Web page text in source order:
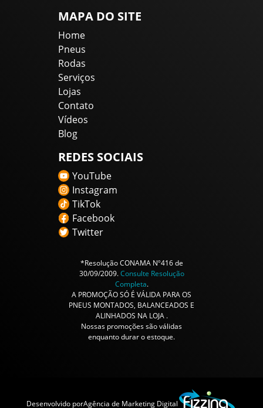
MAPA DO SITE
Home
Pneus
Rodas
Serviços
Lojas
Contato
Vídeos
Blog
REDES SOCIAIS
YouTube
Instagram
TikTok
Facebook
Twitter
*Resolução CONAMA Nº416 de
30/09/2009.Consulte Resolução
Completa.
A PROMOÇÃO SÓ É VÁLIDA PARA OS
PNEUS MONTADOS, BALANCEADOS E
ALINHADOS NA LOJA .
Nossas promoções são válidas
enquanto durar o estoque.
Desenvolvido porAgência de Marketing Digital